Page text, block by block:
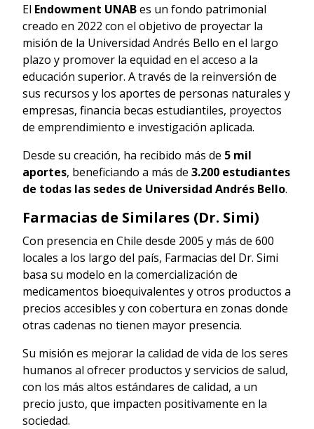
El Endowment UNABes un fondo patrimonial
creado en 2022 con el objetivo de proyectar la
misión de la Universidad Andrés Bello en el largo
plazo y promover la equidad en el acceso a la
educación superior. A través de la reinversión de
sus recursos y los aportes de personas naturales y
empresas, financia becas estudiantiles, proyectos
de emprendimiento e investigación aplicada.
Desde su creación, ha recibido más de 5 mil
aportes, beneficiando a más de 3.200 estudiantes
de todas las sedes de Universidad Andrés Bello.
Farmacias de Similares (Dr. Simi)
Con presencia en Chile desde 2005 y más de 600
locales a los largo del país, Farmacias del Dr. Simi
basa su modelo en la comercialización de
medicamentos bioequivalentes y otros productos a
precios accesibles y con cobertura en zonas donde
otras cadenas no tienen mayor presencia.
Su misión es mejorar la calidad de vida de los seres
humanos al ofrecer productos y servicios de salud,
con los más altos estándares de calidad, a un
precio justo, que impacten positivamente en la
sociedad.